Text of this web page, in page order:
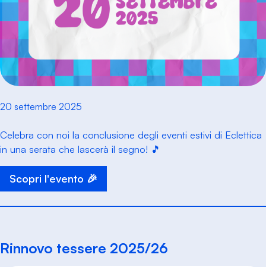
20 settembre 2025
Celebra con noi la conclusione degli eventi estivi di Eclettica
in una serata che lascerà il segno! 🎵
Scopri l'evento 🎉
Rinnovo tessere 2025/26